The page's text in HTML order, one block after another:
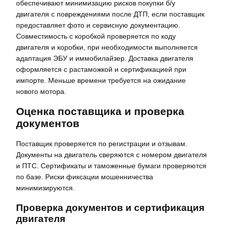
обеспечивают минимизацию рисков покупки б/у
двигателя с повреждениями после ДТП, если поставщик
предоставляет фото и сервисную документацию.
Совместимость с коробкой проверяется по коду
двигателя и коробки, при необходимости выполняется
адаптация ЭБУ и иммобилайзер. Доставка двигателя
оформляется с растаможкой и сертификацией при
импорте. Меньше времени требуется на ожидание
нового мотора.
Оценка поставщика и проверка
документов
Поставщик проверяется по регистрации и отзывам.
Документы на двигатель сверяются с номером двигателя
и ПТС. Сертификаты и таможенные бумаги проверяются
по базе. Риски фиксации мошенничества
минимизируются.
Проверка документов и сертификация
двигателя